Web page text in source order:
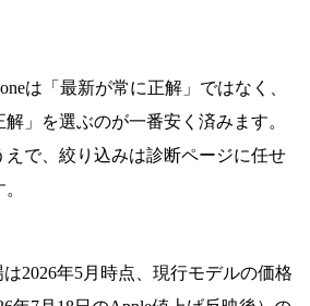
は「最新が常に正解」ではなく、
解」を選ぶのが一番安く済みます。
えで、絞り込みは診断ページに任せ
2026年5月時点、現行モデルの価格